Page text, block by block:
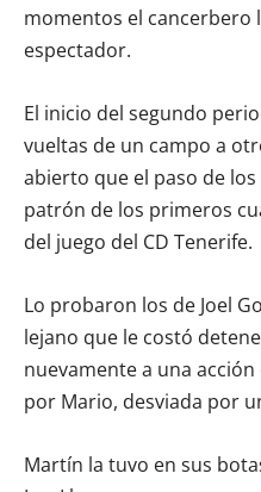
momentos el cancerbero
espectador.
El inicio del segundo
vueltas de un campo a
abierto que el paso de
patrón de los primeros
del juego del CD Tenerife.
Lo probaron los de Joel
lejano que le costó
nuevamente a una
por Mario, desviada por
Martín la tuvo en sus